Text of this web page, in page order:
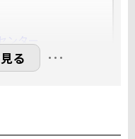
ター
ンター
満席
る …